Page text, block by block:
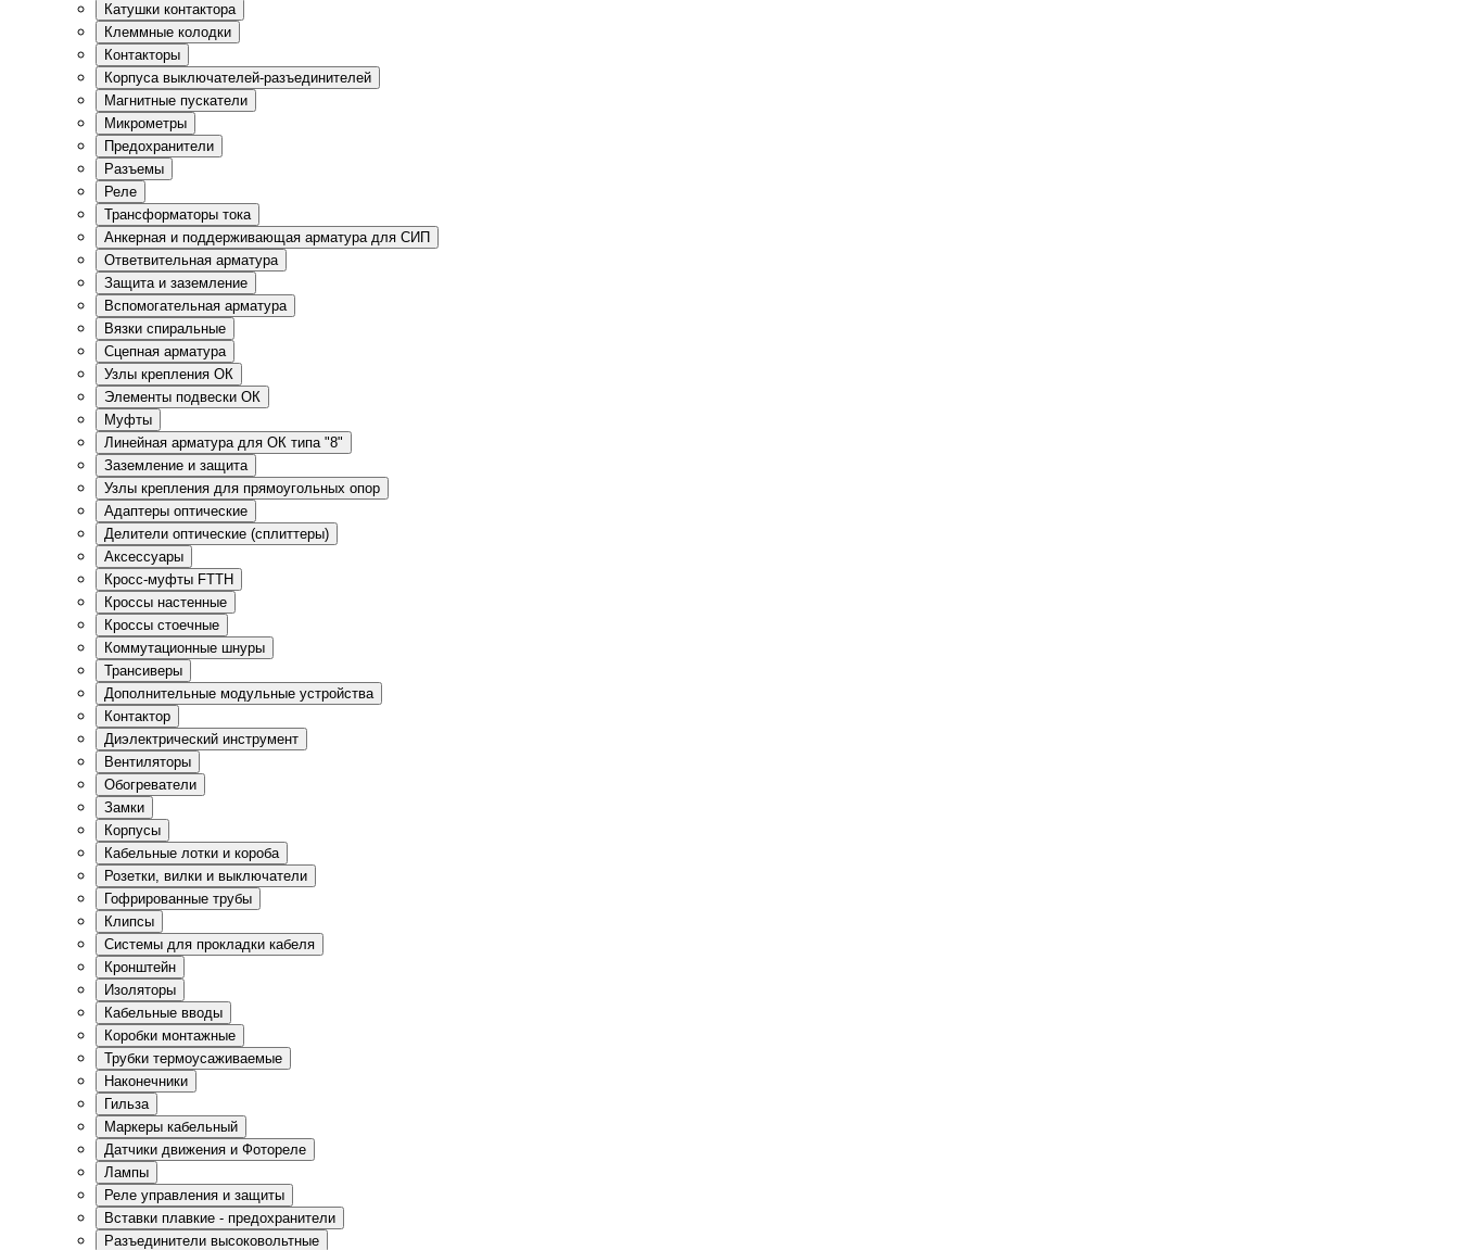
Катушки контактора
Клеммные колодки
Контакторы
Корпуса выключателей-разъединителей
Магнитные пускатели
Микрометры
Предохранители
Разъемы
Реле
Трансформаторы тока
Анкерная и поддерживающая арматура для СИП
Ответвительная арматура
Защита и заземление
Вспомогательная арматура
Вязки спиральные
Сцепная арматура
Узлы крепления ОК
Элементы подвески ОК
Муфты
Линейная арматура для ОК типа "8"
Заземление и защита
Узлы крепления для прямоугольных опор
Адаптеры оптические
Делители оптические (сплиттеры)
Аксессуары
Кросс-муфты FTTH
Кроссы настенные
Кроссы стоечные
Коммутационные шнуры
Трансиверы
Дополнительные модульные устройства
Контактор
Диэлектрический инструмент
Вентиляторы
Обогреватели
Замки
Корпусы
Кабельные лотки и короба
Розетки, вилки и выключатели
Гофрированные трубы
Клипсы
Системы для прокладки кабеля
Кронштейн
Изоляторы
Кабельные вводы
Коробки монтажные
Трубки термоусаживаемые
Наконечники
Гильза
Маркеры кабельный
Датчики движения и Фотореле
Лампы
Реле управления и защиты
Вставки плавкие - предохранители
Разъединители высоковольтные